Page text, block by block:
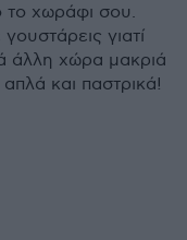
το χωράφι σου.
γιατί
άλλη χώρα μακριά
και παστρικά!